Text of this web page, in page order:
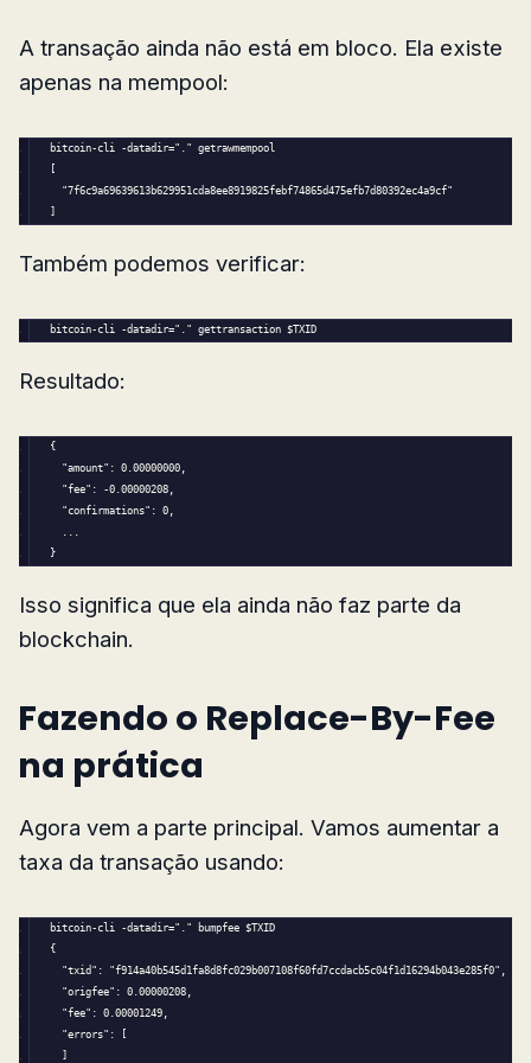
A transação ainda não está em bloco. Ela existe
apenas na mempool:
bitcoin-cli -datadir="." getrawmempool
"7f6c9a69639613b629951cda8ee8919825febf74865d475efb7d80392ec4a9cf"
Também podemos verificar:
bitcoin-cli -datadir="." gettransaction $TXID
Resultado:
{
"amount" : 0. 00000000
"fee" : -0. 00000208
"confirmations" : 0
}
Isso significa que ela ainda não faz parte da
blockchain.
Fazendo o Replace-By-Fee
na prática
Agora vem a parte principal. Vamos aumentar a
taxa da transação usando:
bitcoin-cli -datadir="." bumpfee $TXID
{
"txid" : "f914a40b545d1fa8d8fc029b007108f60fd7ccdacb5c04f1d16294b043e285f0"
"origfee" : 0. 00000208
"fee" : 0. 00001249
"errors" : [